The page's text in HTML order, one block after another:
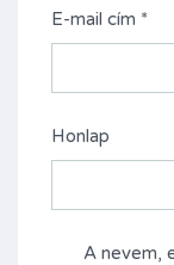
E-mail cím *
Honlap
A nevem,